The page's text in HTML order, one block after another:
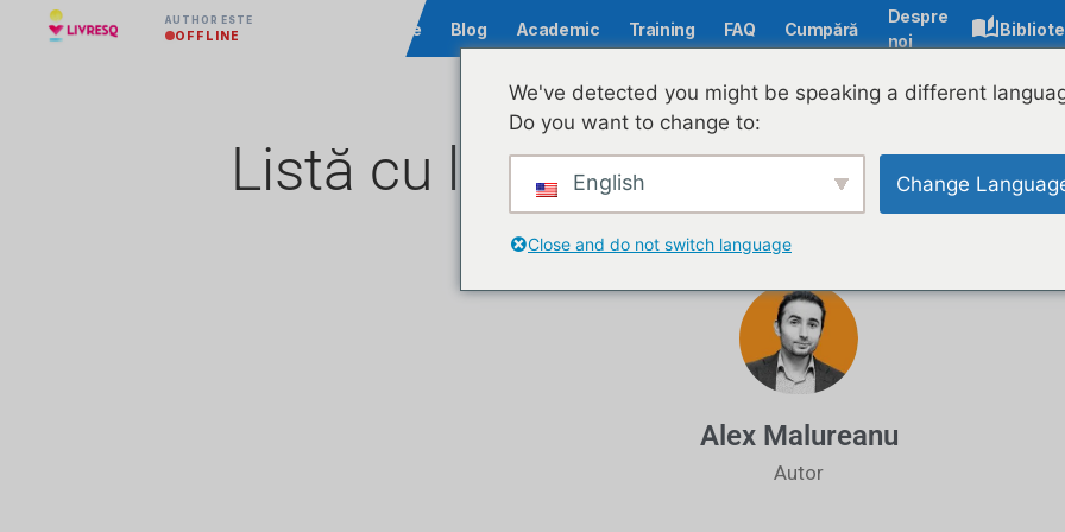
AUTHOR ESTE
OFFLINE Comunitate Blog Academic Training FAQ Cumpără
Despre
noi
Listă cu lecții interactive
Decembrie
Alex Malureanu
Autor
We've detected you might be speaking a different
Do you want to change to:
English Change
Close and do not switch language